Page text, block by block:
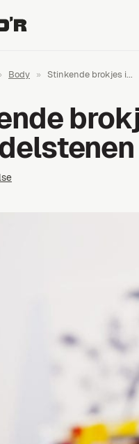
Body » Stinkende brokjes i...